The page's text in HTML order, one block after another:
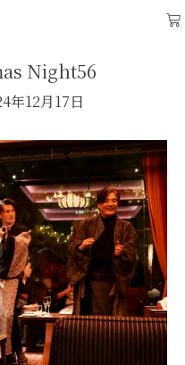
Night56
年12月17日